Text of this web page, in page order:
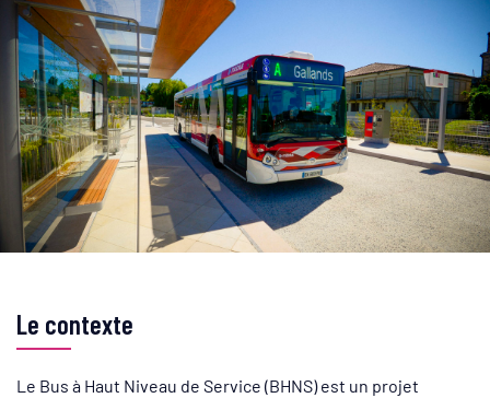
Le contexte
Le Bus à Haut Niveau de Service (BHNS) est un projet